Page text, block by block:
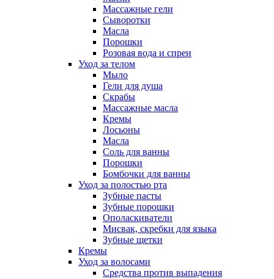
Массажные гели
Сыворотки
Масла
Порошки
Розовая вода и спреи
Уход за телом
Мыло
Гели для душа
Скрабы
Массажные масла
Кремы
Лосьоны
Масла
Соль для ванны
Порошки
Бомбочки для ванны
Уход за полостью рта
Зубные пасты
Зубные порошки
Ополаскиватели
Мисвак, скребки для языка
Зубные щетки
Кремы
Уход за волосами
Средства против выпадения